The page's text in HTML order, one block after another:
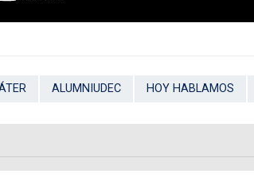
ALUMNIUDEC HOY HABLAMOS